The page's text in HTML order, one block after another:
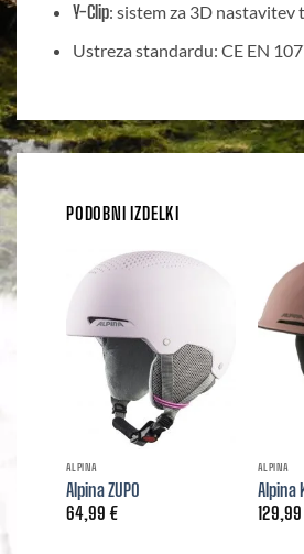
Y-Clip: sistem za 3D nastavitev
Ustreza standardu: CE EN
PODOBNI IZDELKI
ALPINA
Alpina ZUPO
64,99 €
ALPINA
Alpina
129,99